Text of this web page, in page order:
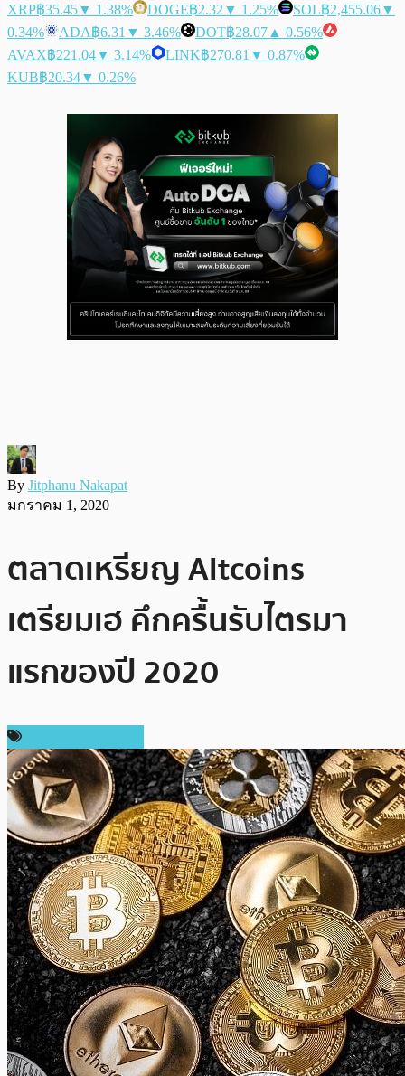
XRP฿35.45▼ 1.38% DOGE฿2.32 ▼ 1.25% SOL฿2,455.06▼
0.34%
ADA฿6.31 ▼ 3.46% DOT฿28.07 ▲ 0.56%
AVAX฿221.04▼ 3.14% LINK฿270.81 ▼ 0.87%
KUB฿20.34▼ 0.26%
By Jitphanu Nakapat
มกราคม 1, 2020
ตลาดเหรียญ Altcoins
เตรียมเฮ คึกครื้นรับไตรมา
แรกของปี 2020